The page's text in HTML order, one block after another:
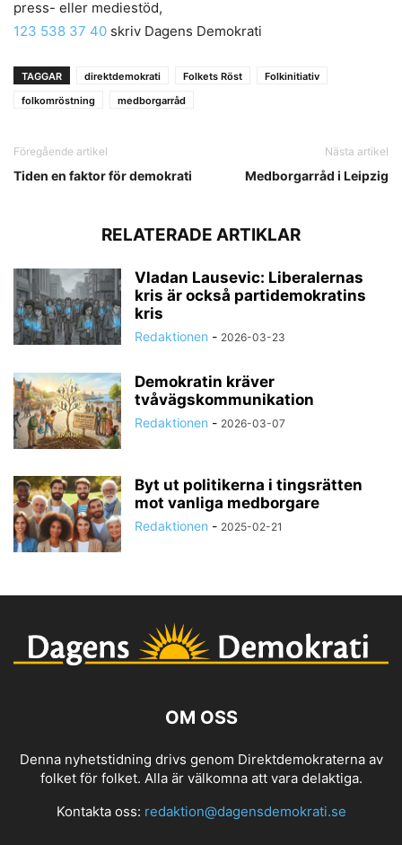
press- eller mediestöd,
123 538 37 40 skriv Dagens Demokrati
TAGGAR direktdemokrati Folkets Röst
Folkinitiativ
folkomröstning
medborgarråd
Föregående artikel
Tiden en faktor för demokrati
Nästa artikel
Medborgarråd i Leipzig
RELATERADE ARTIKLAR
Vladan Lausevic: Liberalernas
kris är också partidemokratins
kris
Redaktionen - 2026-03-23
Demokratin kräver
tvåvägskommunikation
Redaktionen - 2026-03-07
Byt ut politikerna i tingsrätten
mot vanliga medborgare
Redaktionen - 2025-02-21
OM OSS
Denna nyhetstidning drivs genom Direktdemokraterna av
folket för folket. Alla är välkomna att vara delaktiga.
Kontakta oss: redaktion@dagensdemokrati.se